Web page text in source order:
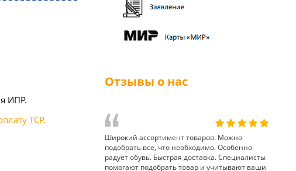
ИПР.
ТСР.
Отзывы о нас
Широкий ассортимент товаров. Можно
подобрать все, что необходимо. Особенно
радует обувь. Быстрая доставка. Специалисты
помогают подобрать товар и учитывают ваши